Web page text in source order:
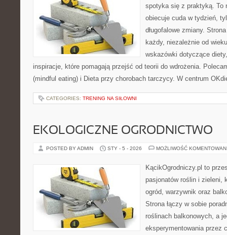
spotyka się z praktyką. To
obiecuje cuda w tydzień,
długofalowe zmiany.
każdy, niezależnie od
wskazówki dotyczące
inspiracje, które pomagają przejść od teorii do wdrożenia.
(mindful eating) i Dieta przy chorobach tarczycy. W centrum
CATEGORIES: TRENING NA SIŁOWNI
EKOLOGICZNE OGRODNICTWO
POSTED BY ADMIN STY - 5 - 2026 MOŻLIWOŚĆ
KącikOgrodniczy.pl to
pasjonatów roślin i zieleni,
ogród, warzywnik oraz
Strona łączy w sobie
roślinach balkonowych, a
eksperymentowania przez